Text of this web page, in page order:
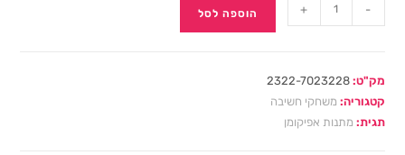
-
+ הוספה לסל
מק"ט:2322-7023228
קטגוריה: משחקי חשיבה
תגית: מתנות אפיקומן